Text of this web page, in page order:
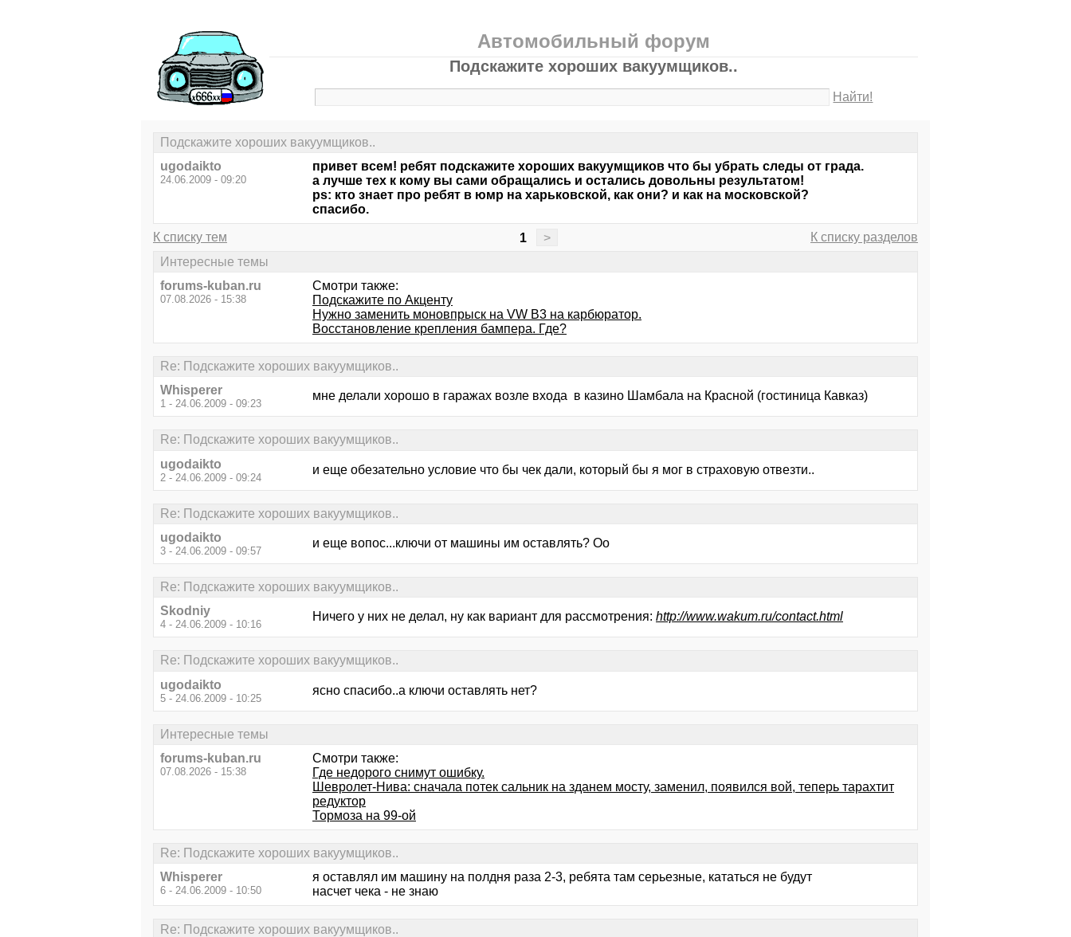
Автомобильный форум
Подскажите хороших вакуумщиков..
Найти!
Подскажите хороших вакуумщиков..
ugodaikto
24.06.2009 - 09:20
привет всем! ребят подскажите хороших вакуумщиков что бы убрать следы от града.
а лучше тех к кому вы сами обращались и остались довольны результатом!
ps: кто знает про ребят в юмр на харьковской, как они? и как на московской?
спасибо.
К списку тем 1 >
К списку разделов
Интересные темы
forums-kuban.ru
07.08.2026 - 15:38
Смотри также:
Подскажите по Акценту
Нужно заменить моновпрыск на VW B3 на карбюратор.
Восстановление крепления бампера. Где?
Re: Подскажите хороших вакуумщиков..
Whisperer
1 - 24.06.2009 - 09:23
мне делали хорошо в гаражах возле входа в казино Шамбала на Красной (гостиница Кавказ)
Re: Подскажите хороших вакуумщиков..
ugodaikto
2 - 24.06.2009 - 09:24
и еще обезательно условие что бы чек дали, который бы я мог в страховую отвезти..
Re: Подскажите хороших вакуумщиков..
ugodaikto
3 - 24.06.2009 - 09:57
и еще вопос...ключи от машины им оставлять? Оо
Re: Подскажите хороших вакуумщиков..
Skodniy
4 - 24.06.2009 - 10:16
Ничего у них не делал, ну как вариант для рассмотрения: http://www.wakum.ru/contact.html
Re: Подскажите хороших вакуумщиков..
ugodaikto
5 - 24.06.2009 - 10:25
ясно спасибо..а ключи оставлять нет?
Интересные темы
forums-kuban.ru
07.08.2026 - 15:38
Смотри также:
Где недорого снимут ошибку.
Шевролет-Нива: сначала потек сальник на зданем мосту, заменил, появился вой, теперь тарахтит
редуктор
Тормоза на 99-ой
Re: Подскажите хороших вакуумщиков..
Whisperer
6 - 24.06.2009 - 10:50
я оставлял им машину на полдня раза 2-3, ребята там серьезные, кататься не будут
насчет чека - не знаю
Re: Подскажите хороших вакуумщиков..